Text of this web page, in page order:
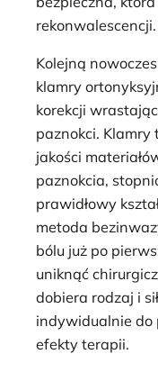
rekonwalescencji.
Kolejną
klamry
korekcji
paznokci. Klamry
jakości
paznokcia,
prawidłowy
metoda
bólu już po
uniknąć
dobiera rodzaj i
indywidualnie do
efekty terapii.